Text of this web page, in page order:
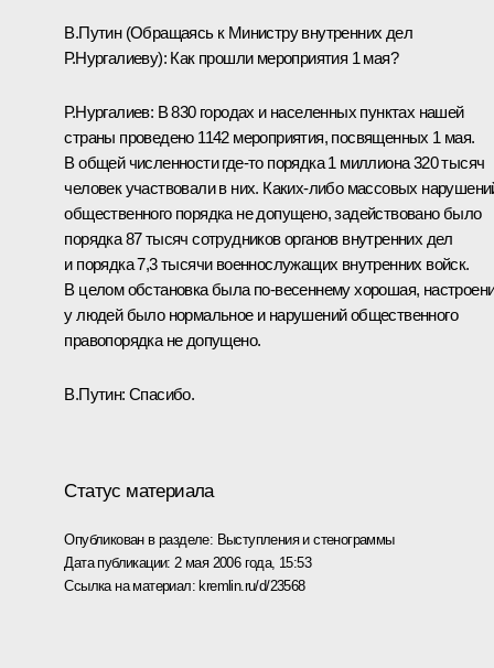
В.Путин (Обращаясь к Министру внутренних дел
Р.Нургалиеву): Как прошли мероприятия 1 мая?
Р.Нургалиев: В 830 городах и населенных пунктах нашей
страны проведено 1142 мероприятия, посвященных 1 мая.
В общей численности где‑то порядка 1 миллиона 320 тысяч
человек участвовали в них. Каких‑либо массовых
общественного порядка не допущено, задействовано было
порядка 87 тысяч сотрудников органов внутренних дел
и порядка 7,3 тысячи военнослужащих внутренних войск.
В целом обстановка была по‑весеннему хорошая,
у людей было нормальное и нарушений общественного
правопорядка не допущено.
В.Путин: Спасибо.
Статус материала
Опубликован в разделе: Выступления и стенограммы
Дата публикации: 2 мая 2006 года, 15:53
Ссылка на материал:kremlin.ru/d/23568